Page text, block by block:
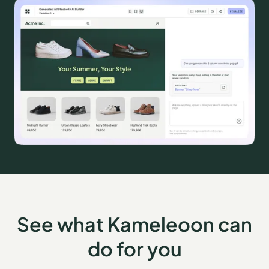
See what Kameleoon can
do for you